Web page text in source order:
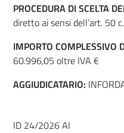
PROCEDURA DI SCELTA
diretto ai sensi dell’art. 50
IMPORTO COMPLESSIVO
60.996,05 oltre IVA €
AGGIUDICATARIO:
ID 24/2026 AI